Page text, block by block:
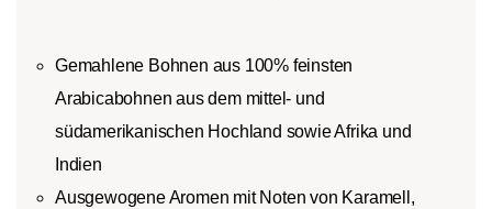
Gemahlene Bohnen aus 100% feinsten
Arabicabohnen aus dem mittel- und
südamerikanischen Hochland sowie Afrika und
Indien
Ausgewogene Aromen mit Noten von Karamell,